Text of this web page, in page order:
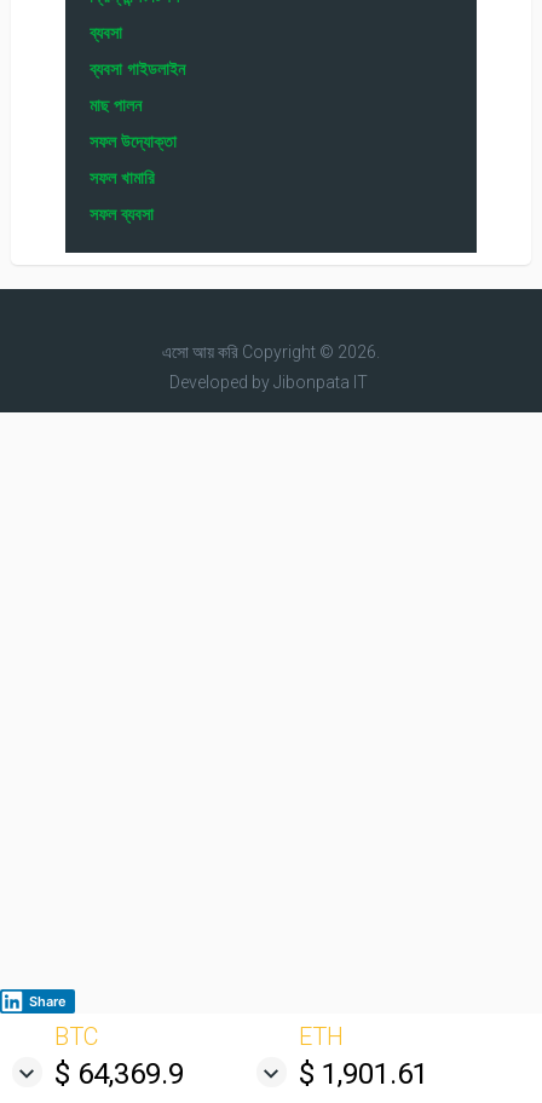
ব্যবসা
ব্যবসা গাইডলাইন
মাছ পালন
সফল উদ্যোক্তা
সফল খামারি
সফল ব্যবসা
এসো আয় করিCopyright © 2026.
Developed byJibonpata IT
Share
BTC
$ 64,369.9
ETH
$ 1,901.61